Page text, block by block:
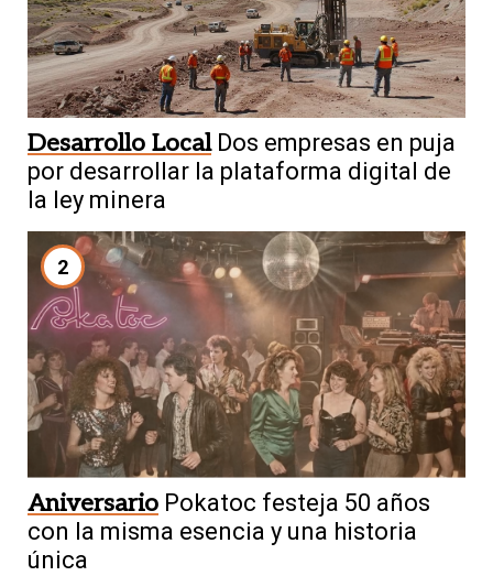
Desarrollo Local Dos empresas en puja
por desarrollar la plataforma digital de
la ley minera
2
Aniversario Pokatoc festeja 50 años
con la misma esencia y una historia
única